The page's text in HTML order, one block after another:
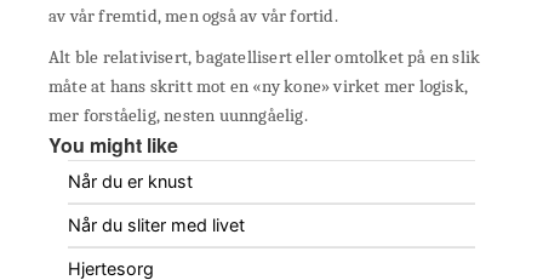
av vår fremtid, men også av vår fortid.
Alt ble relativisert, bagatellisert eller omtolket på en slik
måte at hans skritt mot en «ny kone» virket mer logisk,
mer forståelig, nesten uunngåelig.
You might like
Når du er knust
Når du sliter med livet
Hjertesorg